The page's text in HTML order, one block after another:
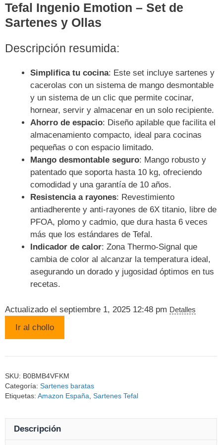
original
era:
134,94 €.
actual
es:
Tefal Ingenio Emotion – Set de
Sartenes y Ollas
Descripción resumida:
Simplifica tu cocina: Este set incluye sartenes y
cacerolas con un sistema de mango desmontable
y un sistema de un clic que permite cocinar,
hornear, servir y almacenar en un solo recipiente.
Ahorro de espacio: Diseño apilable que facilita el
almacenamiento compacto, ideal para cocinas
pequeñas o con espacio limitado.
Mango desmontable seguro: Mango robusto y
patentado que soporta hasta 10 kg, ofreciendo
comodidad y una garantía de 10 años.
Resistencia a rayones: Revestimiento
antiadherente y anti-rayones de 6X titanio, libre de
PFOA, plomo y cadmio, que dura hasta 6 veces
más que los estándares de Tefal.
Indicador de calor: Zona Thermo-Signal que
cambia de color al alcanzar la temperatura ideal,
asegurando un dorado y jugosidad óptimos en tus
recetas.
Actualizado el septiembre 1, 2025 12:48 pm Detalles
Ir al chollo
SKU: B0BMB4VFKM
Categoría: Sartenes baratas
Etiquetas: Amazon España Sartenes Tefal
Descripción